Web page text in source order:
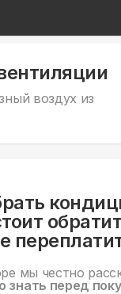
воздух из
мы честно
знать перед